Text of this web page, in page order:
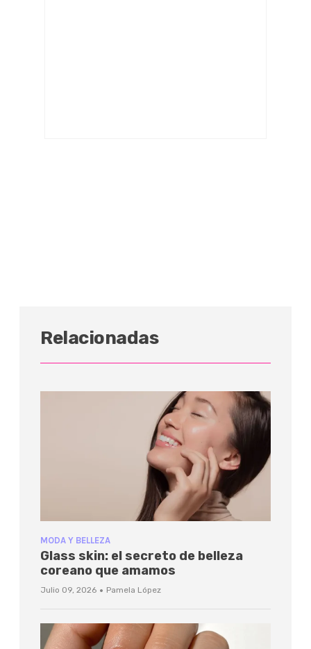
Relacionadas
MODA Y BELLEZA
Glass skin: el secreto de belleza
coreano que amamos
Julio 09, 2026 · Pamela López